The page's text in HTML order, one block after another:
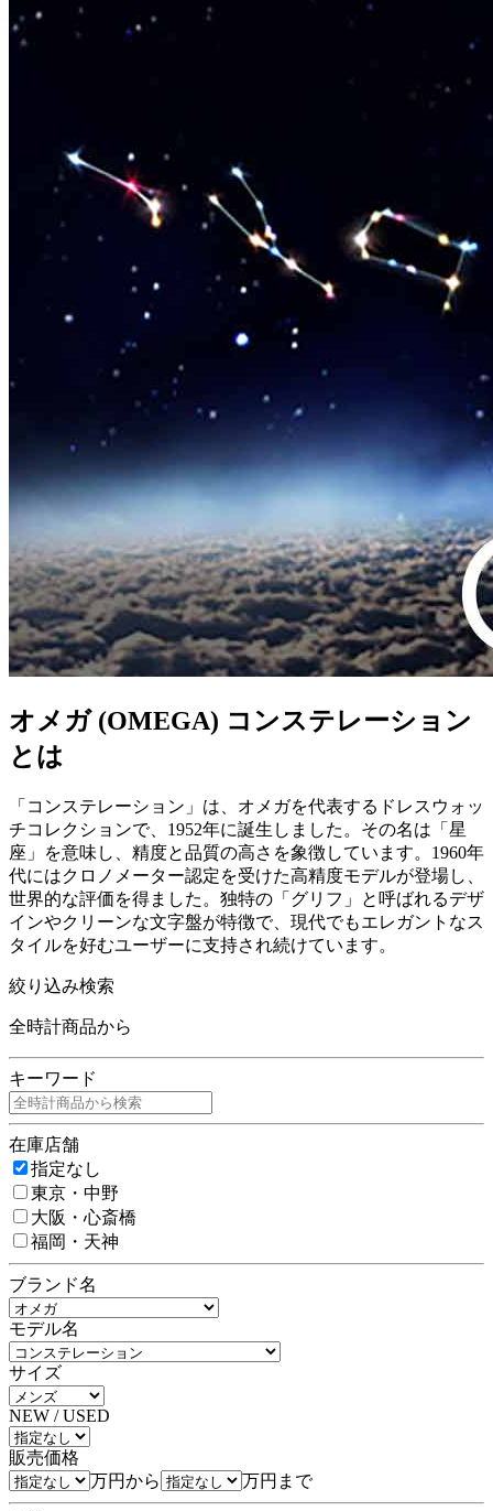
オメガ (OMEGA) コンステレーション
とは
「コンステレーション」は、オメガを代表するドレスウォッ
チコレクションで、1952年に誕生しました。その名は「星
座」を意味し、精度と品質の高さを象徴しています。1960年
代にはクロノメーター認定を受けた高精度モデルが登場し、
世界的な評価を得ました。独特の「グリフ」と呼ばれるデザ
インやクリーンな文字盤が特徴で、現代でもエレガントなス
タイルを好むユーザーに支持され続けています。
絞り込み検索
全時計商品から
キーワード
在庫店舗
指定なし
東京・中野
大阪・心斎橋
福岡・天神
ブランド名
モデル名
サイズ
NEW / USED
販売価格
万円から
万円まで